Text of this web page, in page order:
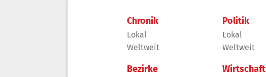
Chronik
Lokal
Weltweit
Bezirke
Politik
Lokal
Weltweit
Wirtschaft